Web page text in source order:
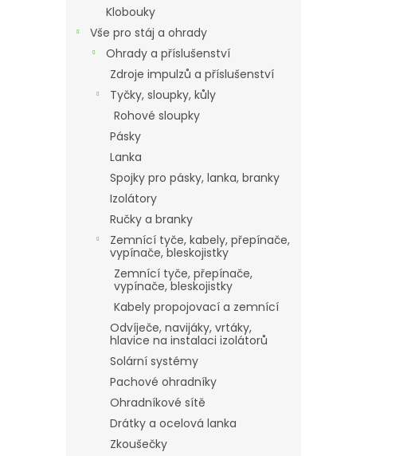
Klobouky
Vše pro stáj a ohrady
Ohrady a příslušenství
Zdroje impulzů a příslušenství
Tyčky, sloupky, kůly
Rohové sloupky
Pásky
Lanka
Spojky pro pásky, lanka, branky
Izolátory
Ručky a branky
Zemnící tyče, kabely, přepínače,
vypínače, bleskojistky
Zemnící tyče, přepínače,
vypínače, bleskojistky
Kabely propojovací a zemnící
Odvíječe, navijáky, vrtáky,
hlavice na instalaci izolátorů
Solární systémy
Pachové ohradníky
Ohradníkové sítě
Drátky a ocelová lanka
Zkoušečky